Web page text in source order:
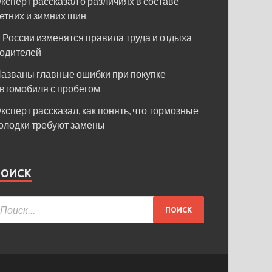
и зимних шин
России изменятся правила труда и отдыха
главные ошибки при покупке
с пробегом
рассказал, как понять, что тормозные
требуют замены